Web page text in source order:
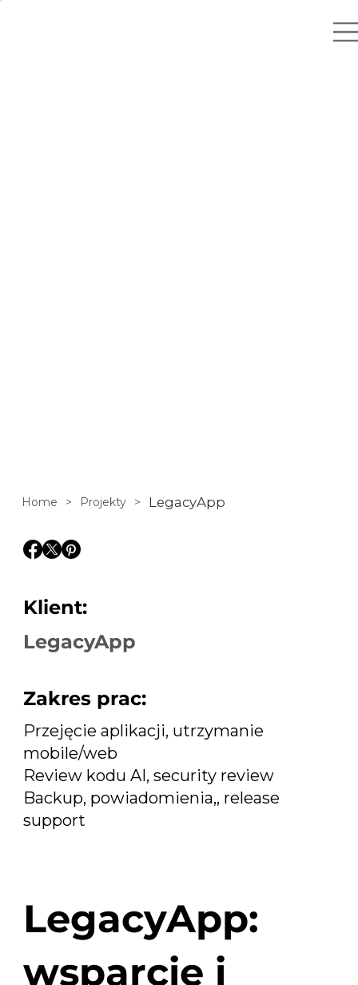
skalowalności.
Home > Projekty > LegacyApp
Klient:
LegacyApp
Zakres prac:
Przejęcie aplikacji, utrzymanie
mobile/web
Review kodu AI, security review
Backup, powiadomienia,, release
support
LegacyApp:
wsparcie i